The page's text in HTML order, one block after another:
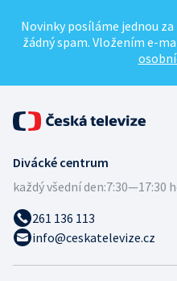
Novinky posíláme jednou
žádný spam. Vložením e-